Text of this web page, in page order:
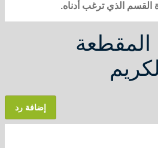
القسم الذي ترغب أدناه.
إضافة رد